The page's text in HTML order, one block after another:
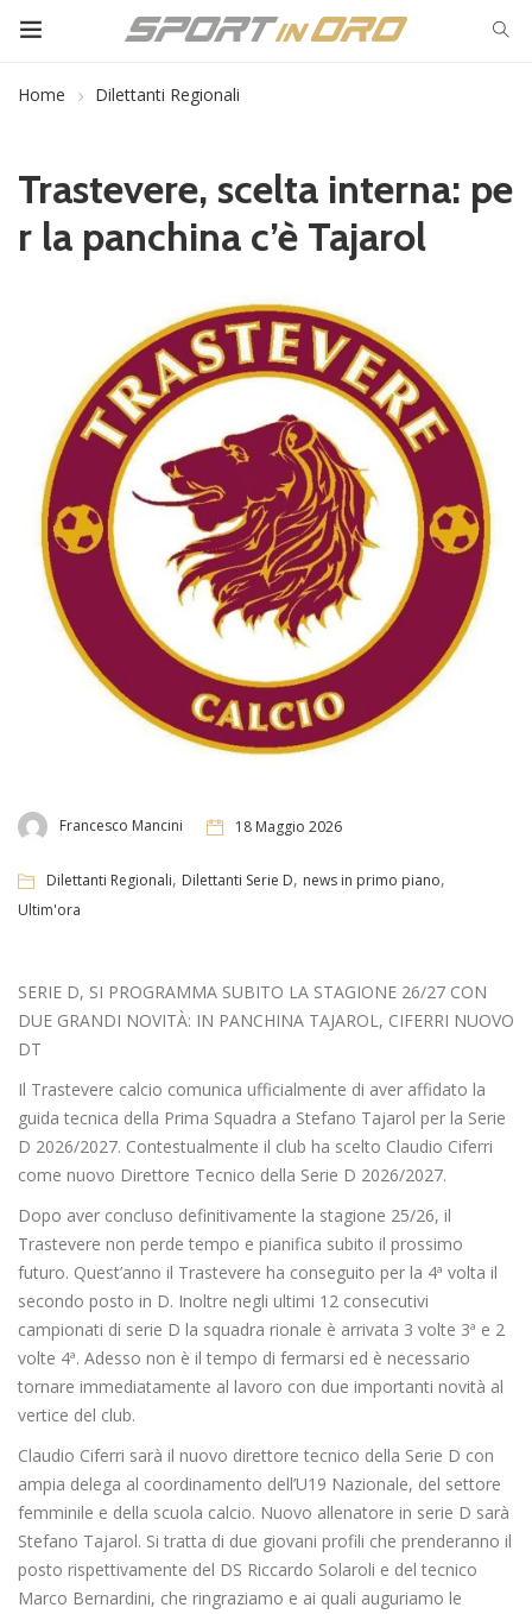
Home Dilettanti Regionali
Trastevere, scelta interna: pe
r la panchina c’è Tajarol
Francesco Mancini 18 Maggio 2026
Dilettanti Regionali, Dilettanti Serie D, news in primo piano,
Ultim'ora
SERIE D, SI PROGRAMMA SUBITO LA STAGIONE 26/27 CON
DUE GRANDI NOVITÀ: IN PANCHINA TAJAROL, CIFERRI NUOVO
DT
Il Trastevere calcio comunica ufficialmente di aver affidato la
guida tecnica della Prima Squadra a Stefano Tajarol per la Serie
D 2026/2027. Contestualmente il club ha scelto Claudio Ciferri
come nuovo Direttore Tecnico della Serie D 2026/2027.
Dopo aver concluso definitivamente la stagione 25/26, il
Trastevere non perde tempo e pianifica subito il prossimo
futuro. Quest’anno il Trastevere ha conseguito per la 4ª volta il
secondo posto in D. Inoltre negli ultimi 12 consecutivi
campionati di serie D la squadra rionale è arrivata 3 volte 3ª e 2
volte 4ª. Adesso non è il tempo di fermarsi ed è necessario
tornare immediatamente al lavoro con due importanti novità al
vertice del club.
Claudio Ciferri sarà il nuovo direttore tecnico della Serie D con
ampia delega al coordinamento dell’U19 Nazionale, del settore
femminile e della scuola calcio. Nuovo allenatore in serie D sarà
Stefano Tajarol. Si tratta di due giovani profili che prenderanno il
posto rispettivamente del DS Riccardo Solaroli e del tecnico
Marco Bernardini, che ringraziamo e ai quali auguriamo le